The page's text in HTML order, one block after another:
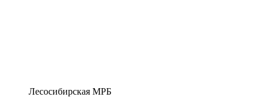
Лесосибирская МРБ